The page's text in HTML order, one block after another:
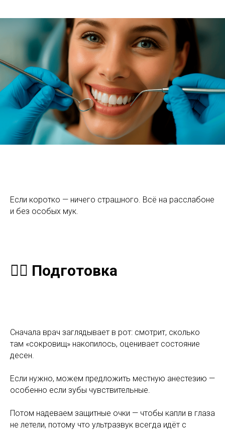
Если коротко — ничего страшного. Всё на расслабоне
и без особых мук.
🚶‍♂️ Подготовка
Сначала врач заглядывает в рот: смотрит, сколько
там «сокровищ» накопилось, оценивает состояние
десен.
Если нужно, можем предложить местную анестезию —
особенно если зубы чувствительные.
Потом надеваем защитные очки — чтобы капли в глаза
не летели, потому что ультразвук всегда идёт с